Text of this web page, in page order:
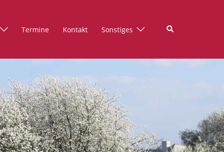
Termine Kontakt Sonstiges Suche